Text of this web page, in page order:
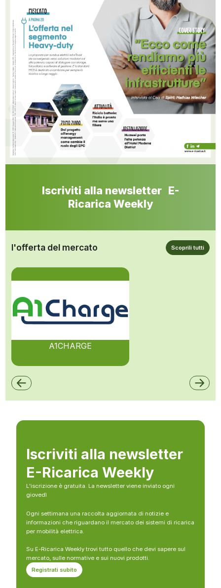
Iscriviti alla newsletter E-
Ricarica Weekly
l'offerta del mercato Scoprili tutti
A1CHARGE
Iscriviti alla newsletter
E-Ricarica Weekly
L’iscrizione è gratuita. La newsletter viene inviato ogni
giovedì
Ogni settimana una raccolta aggiornata di notizie e
informazioni che riguardano il mercato dei sistemi di ricarica
per mobilità elettrica.
Su E-Ricarica Weekly trovi tutto quello che devi sapere sul
mercato, sulle normative e sui nuovi prodotti.
Registrati subito